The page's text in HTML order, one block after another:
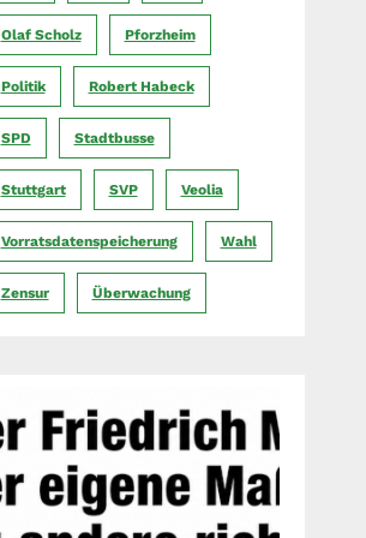
Olaf Scholz Pforzheim
Politik Robert Habeck
SPD Stadtbusse
Stuttgart SVP Veolia
Vorratsdatenspeicherung Wahl
Zensur Überwachung